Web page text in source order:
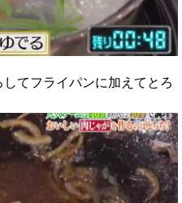
てフライパンに加えてとろ